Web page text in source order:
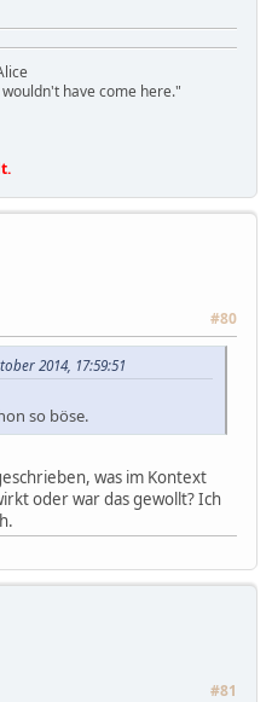
have come here."
#80
2014, 17:59:51
so böse.
was im Kontext
oder war das gewollt? Ich
#81